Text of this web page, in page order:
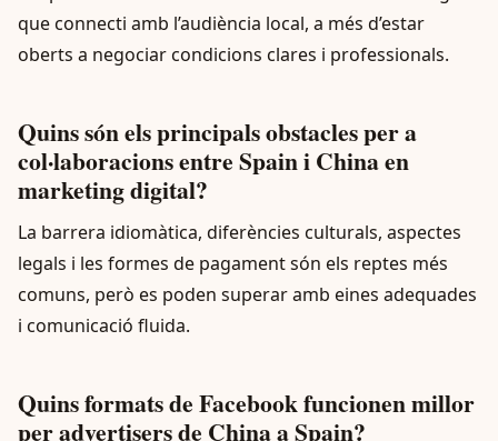
que connecti amb l’audiència local, a més d’estar
oberts a negociar condicions clares i professionals.
Quins són els principals obstacles per a
col·laboracions entre Spain i China en
marketing digital?
La barrera idiomàtica, diferències culturals, aspectes
legals i les formes de pagament són els reptes més
comuns, però es poden superar amb eines adequades
i comunicació fluida.
Quins formats de Facebook funcionen millor
per advertisers de China a Spain?